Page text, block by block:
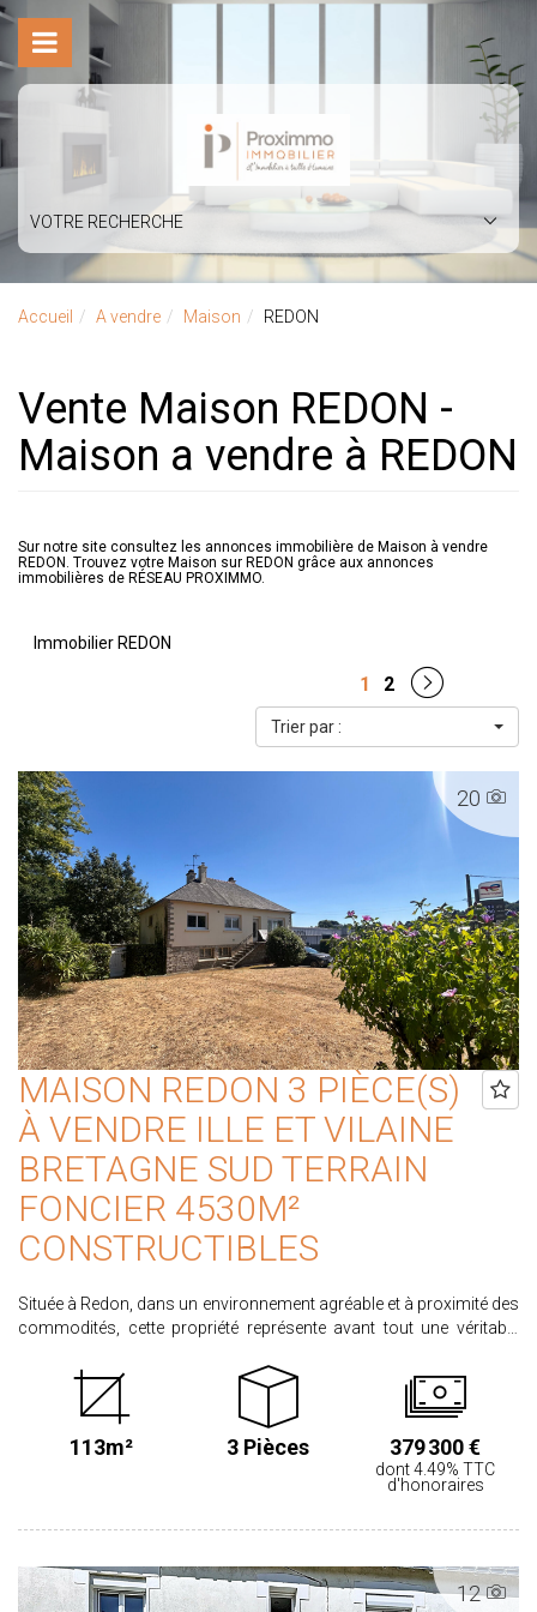
VOTRE RECHERCHE
Accueil A vendre Maison REDON
Vente Maison REDON -
Maison a vendre à REDON
Sur notre site consultez les annonces immobilière de Maison à vendre
REDON. Trouvez votre Maison sur REDON grâce aux annonces
immobilières de RÉSEAU PROXIMMO.
Immobilier REDON
1 2
Trier par :
20
MAISON REDON 3 PIÈCE(S)
À VENDRE ILLE ET VILAINE
BRETAGNE SUD TERRAIN
FONCIER 4530M²
CONSTRUCTIBLES
Située à Redon, dans un environnement agréable et à proximité des
commodités, cette propriété représente avant tout une véritable
parcelle de 4 530 m², elle offre un important potentiel de division
parcellaire, sous réserve des autorisations d'urbanisme en vigueur.
Ce bien s'adresse principalement à un promoteur, un aménageur
ou un investisseur souhaitant valoriser ce foncier par la création
habitables, se compose d'une entrée desservant un séjour/salle à
14,08 m² dont une avec dressing, une salle d'eau ainsi qu'un WC
indépendant. Les combles accueillent un grenier aménageable
113m² 3 Pièces 379 300 €
dont 4.49% TTC
d'honoraires
12